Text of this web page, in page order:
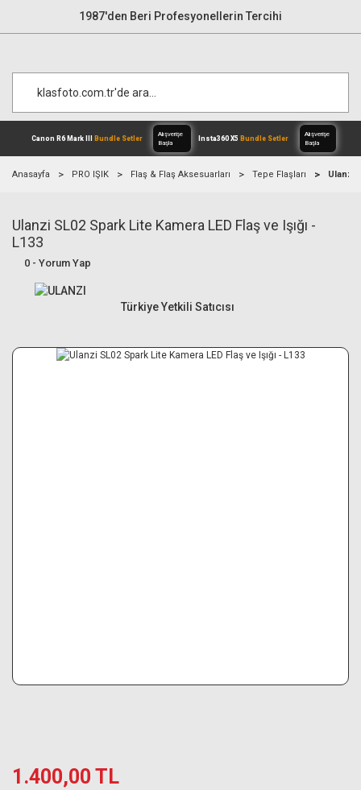
1987'den Beri Profesyonellerin Tercihi
Canon R6 Mark IIIBundle Setler
Alışverişe
Anasayfa PRO IŞIK Flaş & Flaş Aksesuarları Tepe Flaşları Ulanzi
Ulanzi SL02 Spark Lite Kamera LED Flaş ve Işığı -
L133
0 - Yorum Yap
Türkiye Yetkili Satıcısı
1.400,00 TL